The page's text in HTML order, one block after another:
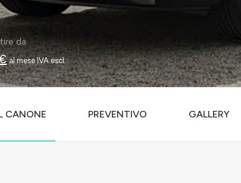
da
al mese IVA escl.
CANONE PREVENTIVO GALLERY